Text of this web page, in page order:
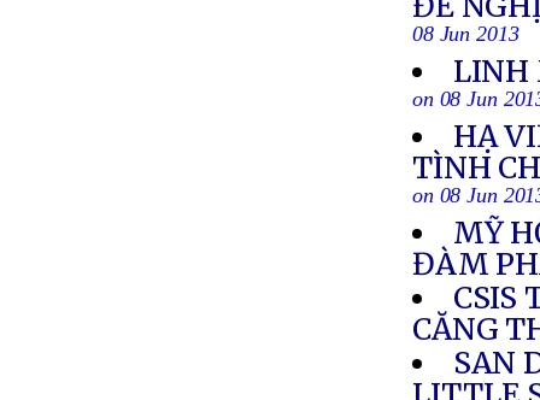
08 Jun 2013
LINH
on 08 Jun
HẠ
TÌNH
on 08 Jun
MỸ
ĐÀM
CSIS
CĂNG
SAN